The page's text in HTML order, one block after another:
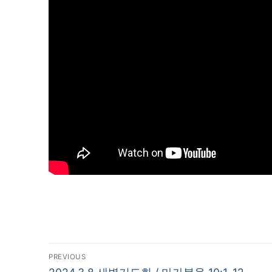
글
PREVIOUS